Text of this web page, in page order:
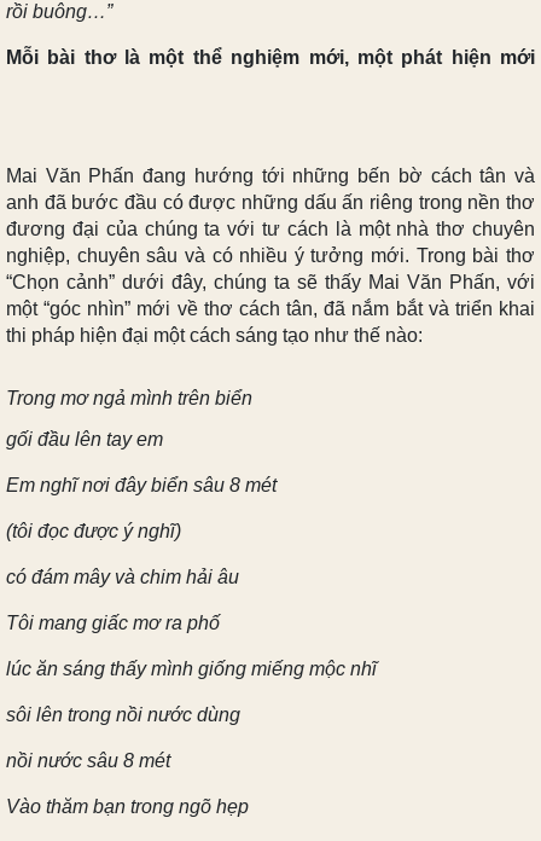
rồi buông…”
Mỗi bài thơ là một thể nghiệm mới, một phát hiện mới
Mai Văn Phấn đang hướng tới những bến bờ cách tân và
anh đã bước đầu có được những dấu ấn riêng trong nền thơ
đương đại của chúng ta với tư cách là một nhà thơ chuyên
nghiệp, chuyên sâu và có nhiều ý tưởng mới. Trong bài thơ
“Chọn cảnh” dưới đây, chúng ta sẽ thấy Mai Văn Phấn, với
một “góc nhìn” mới về thơ cách tân, đã nắm bắt và triển khai
thi pháp hiện đại một cách sáng tạo như thế nào:
Trong mơ ngả mình trên biển
gối đầu lên tay em
Em nghĩ nơi đây biển sâu 8 mét
(tôi đọc được ý nghĩ)
có đám mây và chim hải âu
Tôi mang giấc mơ ra phố
lúc ăn sáng thấy mình giống miếng mộc nhĩ
sôi lên trong nồi nước dùng
nồi nước sâu 8 mét
Vào thăm bạn trong ngõ hẹp